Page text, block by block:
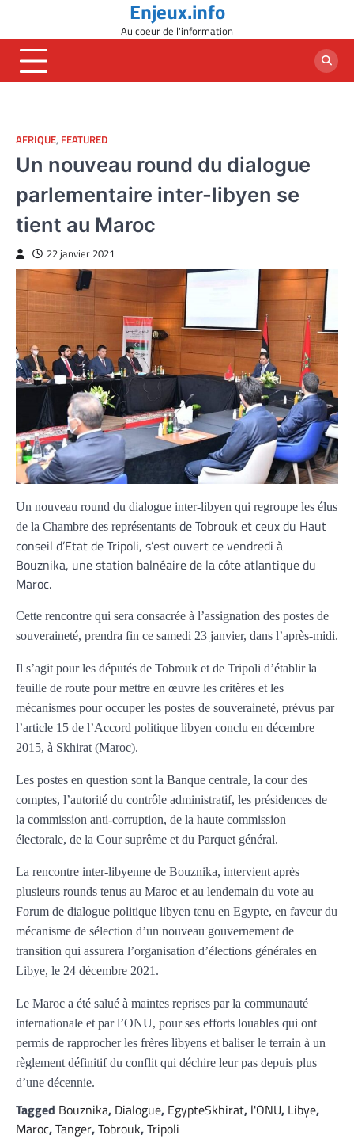
content
Enjeux.info
Au coeur de l'information
AFRIQUE, FEATURED
Un nouveau round du dialogue
parlementaire inter-libyen se
tient au Maroc
22 janvier 2021
Un nouveau round du dialogue inter-libyen qui regroupe les élus
de la Chambre des représentants de Tobrouk et ceux du Haut
conseil d’Etat de Tripoli, s’est ouvert ce vendredi à
Bouznika, une station balnéaire de la côte atlantique du
Maroc.
Cette rencontre qui sera consacrée à l’assignation des postes de
souveraineté, prendra fin ce samedi 23 janvier, dans l’après-midi.
Il s’agit pour les députés de Tobrouk et de Tripoli d’établir la
feuille de route pour mettre en œuvre les critères et les
mécanismes pour occuper les postes de souveraineté, prévus par
l’article 15 de l’Accord politique libyen conclu en décembre
2015, à Skhirat (Maroc).
Les postes en question sont la Banque centrale, la cour des
comptes, l’autorité du contrôle administratif, les présidences de
la commission anti-corruption, de la haute commission
électorale, de la Cour suprême et du Parquet général.
La rencontre inter-libyenne de Bouznika, intervient après
plusieurs rounds tenus au Maroc et au lendemain du vote au
Forum de dialogue politique libyen tenu en Egypte, en faveur du
mécanisme de sélection d’un nouveau gouvernement de
transition qui assurera l’organisation d’élections générales en
Libye, le 24 décembre 2021.
Le Maroc a été salué à maintes reprises par la communauté
internationale et par l’ONU, pour ses efforts louables qui ont
permis de rapprocher les frères libyens et baliser le terrain à un
règlement définitif du conflit qui déchire leur pas depuis plus
d’une décennie.
Tagged Bouznika, Dialogue, EgypteSkhirat, l'ONU, Libye,
Maroc,Tanger,Tobrouk,Tripoli